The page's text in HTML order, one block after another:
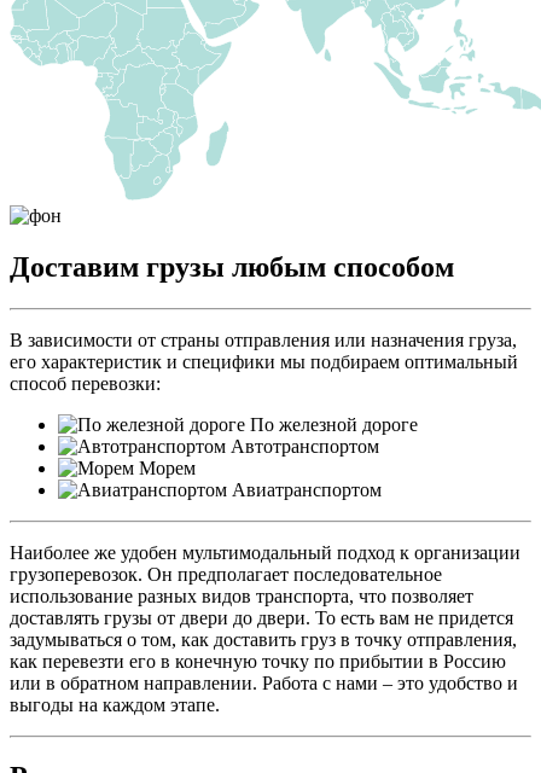
Доставим грузы любым способом
В зависимости от страны отправления или назначения груза,
его характеристик и специфики мы подбираем оптимальный
способ перевозки:
По железной дороге
Автотранспортом
Морем
Авиатранспортом
Наиболее же удобен мультимодальный подход к организации
грузоперевозок. Он предполагает последовательное
использование разных видов транспорта, что позволяет
доставлять грузы от двери до двери. То есть вам не придется
задумываться о том, как доставить груз в точку отправления,
как перевезти его в конечную точку по прибытии в Россию
или в обратном направлении. Работа с нами – это удобство и
выгоды на каждом этапе.